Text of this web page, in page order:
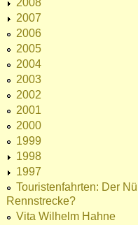
2008
2007
2006
2005
2004
2003
2002
2001
2000
1999
1998
1997
Touristenfahrten: Der
Rennstrecke?
Vita Wilhelm Hahne